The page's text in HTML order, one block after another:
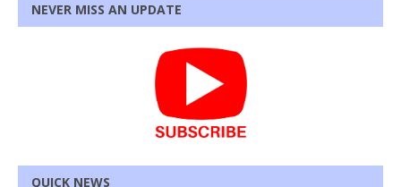
NEVER MISS AN UPDATE
QUICK NEWS